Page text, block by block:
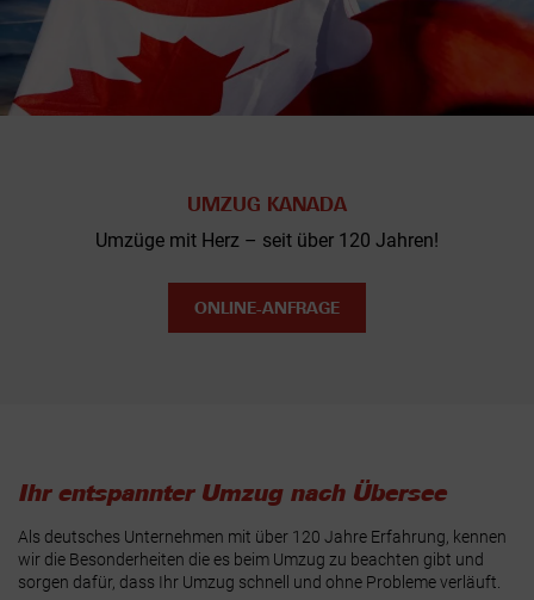
UMZUG KANADA
Umzüge mit Herz – seit über 120 Jahren!
ONLINE-ANFRAGE
Ihr entspannter Umzug nach Übersee
Als deutsches Unternehmen mit über 120 Jahre Erfahrung, kennen
wir die Besonderheiten die es beim Umzug zu beachten gibt und
sorgen dafür, dass Ihr Umzug schnell und ohne Probleme verläuft.